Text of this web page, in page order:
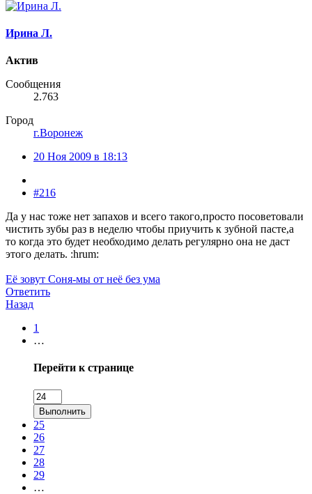
Ирина Л.
Актив
Сообщения
2.763
Город
г.Воронеж
20 Ноя 2009 в 18:13
#216
Да у нас тоже нет запахов и всего такого,просто посоветовали
чистить зубы раз в неделю чтобы приучить к зубной пасте,а
то когда это будет необходимо делать регулярно она не даст
этого делать. :hrum:
Её зовут Соня-мы от неё без ума
Ответить
Назад
1
…
Перейти к странице
Выполнить
25
26
27
28
29
…